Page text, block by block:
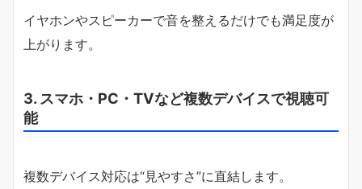
イヤホンやスピーカーで音を整えるだけでも満足度が
上がります。
3. スマホ・PC・TVなど複数デバイスで視聴可
能
複数デバイス対応は“見やすさ”に直結します。